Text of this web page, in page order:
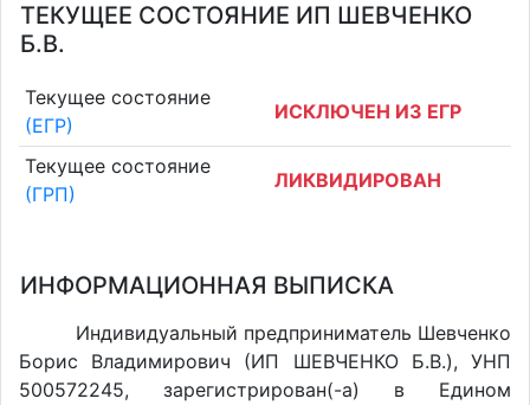
ТЕКУЩЕЕ СОСТОЯНИЕ ИП ШЕВЧЕНКО
Б.В.
Текущее состояние
(ЕГР)
ИСКЛЮЧЕН ИЗ ЕГР
Текущее состояние
(ГРП)
ЛИКВИДИРОВАН
ИНФОРМАЦИОННАЯ ВЫПИСКА
Индивидуальный предприниматель Шевченко
Борис Владимирович (ИП ШЕВЧЕНКО Б.В.), УНП
500572245, зарегистрирован(-а) в Едином